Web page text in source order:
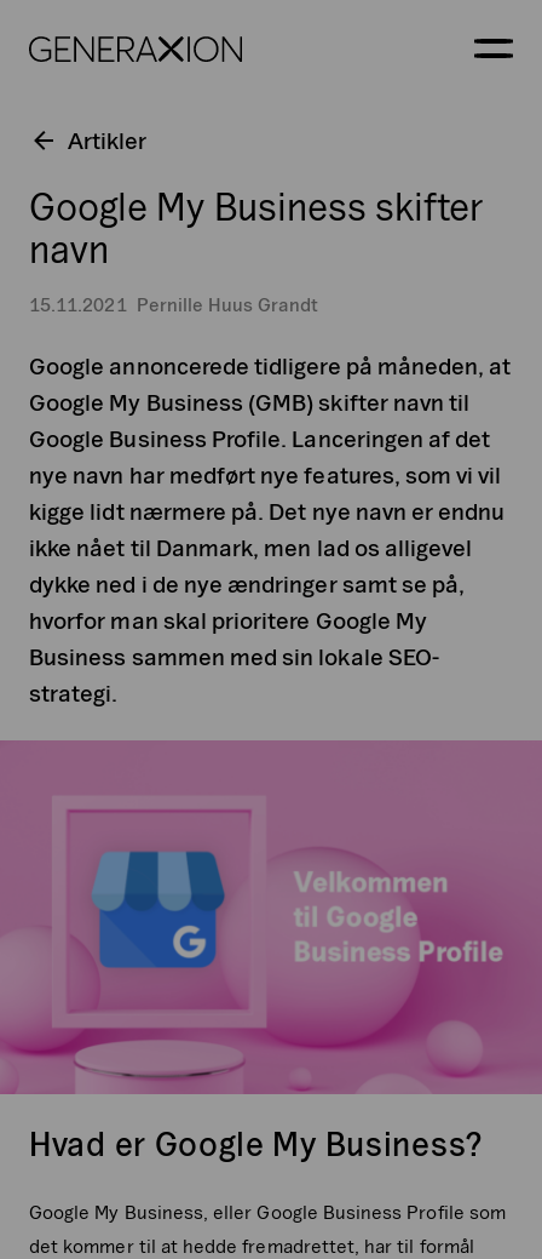
Generaxion
Artikler
Google My Business skifter
navn
15.11.2021 Pernille Huus Grandt
Google annoncerede tidligere på måneden, at
Google My Business (GMB) skifter navn til
Google Business Profile. Lanceringen af det
nye navn har medført nye features, som vi vil
kigge lidt nærmere på. Det nye navn er endnu
ikke nået til Danmark, men lad os alligevel
dykke ned i de nye ændringer samt se på,
hvorfor man skal prioritere Google My
Business sammen med sin lokale SEO-
strategi.
Hvad er Google My Business?
Google My Business, eller Google Business Profile som
det kommer til at hedde fremadrettet, har til formål